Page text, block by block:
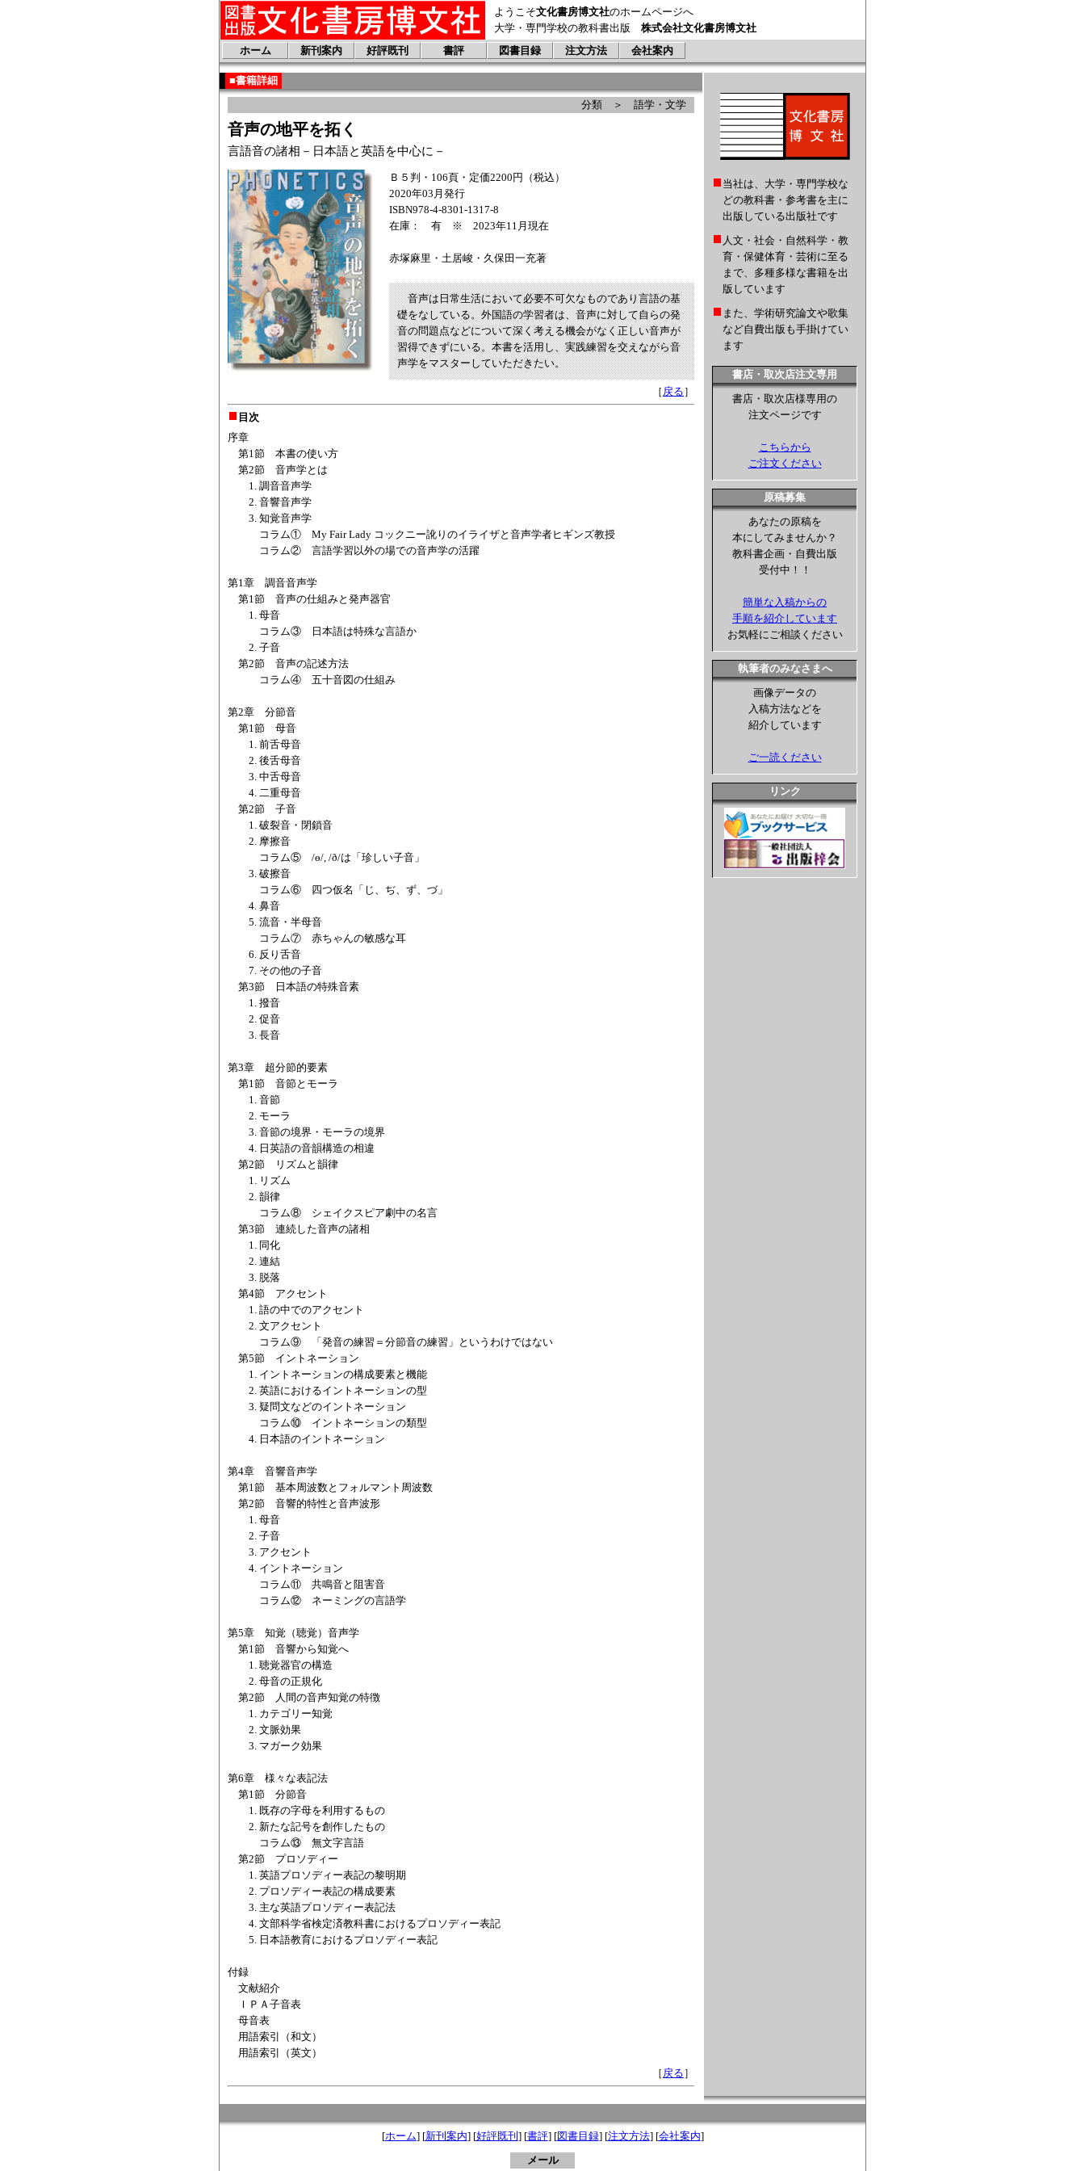
ようこそ文化書房博文社のホームページへ
大学・専門学校の教科書出版 株式会社文化書房博文社
ホーム
新刊案内 好評既刊 書評 図書目録 注文方法 会社案内
■書籍詳細
分類 ＞ 語学・文学
音声の地平を拓く
言語音の諸相－日本語と英語を中心に－
Ｂ５判・106頁・定価2200円（税込）
2020年03月発行
ISBN978-4-8301-1317-8
在庫： 有 ※ 2023年11月現在
赤塚麻里・土居峻・久保田一充著
音声は日常生活において必要不可欠なものであり言語の基
礎をなしている。外国語の学習者は、音声に対して自らの発
音の問題点などについて深く考える機会がなく正しい音声が
習得できずにいる。本書を活用し、実践練習を交えながら音
声学をマスターしていただきたい。
［ 戻る ］
目次
序章
第1節 本書の使い方
第2節 音声学とは
1. 調音音声学
2. 音響音声学
3. 知覚音声学
コラム① My Fair Lady コックニー訛りのイライザと音声学者ヒギンズ教授
コラム② 言語学習以外の場での音声学の活躍
第1章 調音音声学
第1節 音声の仕組みと発声器官
1. 母音
コラム③ 日本語は特殊な言語か
2. 子音
第2節 音声の記述方法
コラム④ 五十音図の仕組み
第2章 分節音
第1節 母音
1. 前舌母音
2. 後舌母音
3. 中舌母音
4. 二重母音
第2節 子音
1. 破裂音・閉鎖音
2. 摩擦音
コラム⑤ /ɵ/, /ð/は「珍しい子音」
3. 破擦音
コラム⑥ 四つ仮名「じ、ぢ、ず、づ」
4. 鼻音
5. 流音・半母音
コラム⑦ 赤ちゃんの敏感な耳
6. 反り舌音
7. その他の子音
第3節 日本語の特殊音素
1. 撥音
2. 促音
3. 長音
第3章 超分節的要素
第1節 音節とモーラ
1. 音節
2. モーラ
3. 音節の境界・モーラの境界
4. 日英語の音韻構造の相違
第2節 リズムと韻律
1. リズム
2. 韻律
コラム⑧ シェイクスピア劇中の名言
第3節 連続した音声の諸相
1. 同化
2. 連結
3. 脱落
第4節 アクセント
1. 語の中でのアクセント
2. 文アクセント
コラム⑨ 「発音の練習＝分節音の練習」というわけではない
第5節 イントネーション
1. イントネーションの構成要素と機能
2. 英語におけるイントネーションの型
3. 疑問文などのイントネーション
コラム⑩ イントネーションの類型
4. 日本語のイントネーション
第4章 音響音声学
第1節 基本周波数とフォルマント周波数
第2節 音響的特性と音声波形
1. 母音
2. 子音
3. アクセント
4. イントネーション
コラム⑪ 共鳴音と阻害音
コラム⑫ ネーミングの言語学
第5章 知覚（聴覚）音声学
第1節 音響から知覚へ
1. 聴覚器官の構造
2. 母音の正規化
第2節 人間の音声知覚の特徴
1. カテゴリー知覚
2. 文脈効果
3. マガーク効果
第6章 様々な表記法
第1節 分節音
1. 既存の字母を利用するもの
2. 新たな記号を創作したもの
コラム⑬ 無文字言語
第2節 プロソディー
1. 英語プロソディー表記の黎明期
2. プロソディー表記の構成要素
3. 主な英語プロソディー表記法
4. 文部科学省検定済教科書におけるプロソディー表記
5. 日本語教育におけるプロソディー表記
付録
文献紹介
ＩＰＡ子音表
母音表
用語索引（和文）
用語索引（英文）
［ 戻る ］
当社は、大学・専門学校な
どの教科書・参考書を主に
出版している出版社です
人文・社会・自然科学・教
育・保健体育・芸術に至る
まで、多種多様な書籍を出
版しています
また、学術研究論文や歌集
など自費出版も手掛けてい
ます
書店・取次店注文専用
書店・取次店様専用の
注文ページです
こちらから
ご注文ください
原稿募集
あなたの原稿を
本にしてみませんか？
教科書企画・自費出版
受付中！！
簡単な入稿からの
手順を紹介しています
お気軽にご相談ください
執筆者のみなさまへ
画像データの
入稿方法などを
紹介しています
ご一読ください
リンク
[ホーム] [新刊案内] [好評既刊 ] [書評] [図書目録] [注文方法] [会社案内]
メール